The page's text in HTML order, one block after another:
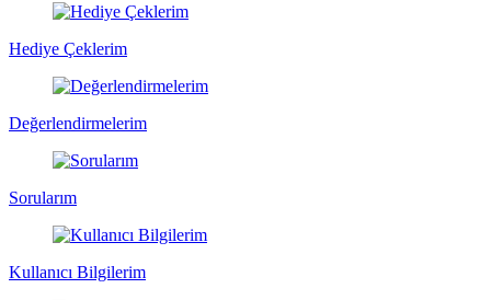
Hediye Çeklerim
Değerlendirmelerim
Sorularım
Kullanıcı Bilgilerim